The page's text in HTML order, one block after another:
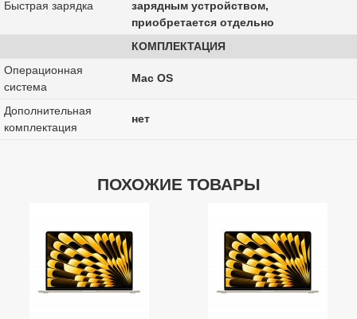
Быстрая зарядка
зарядным устройством,
приобретается отдельно
КОМПЛЕКТАЦИЯ
Операционная
система
Mac OS
Дополнительная
комплектация
нет
ПОХОЖИЕ ТОВАРЫ